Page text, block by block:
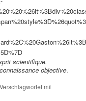
scientifique.
objective.
Verschlagwortet mit